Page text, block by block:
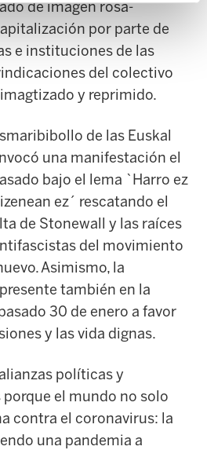
de imagen rosa-
por parte de
e instituciones de las
del colectivo
y reprimido.
de las Euskal
una manifestación el
bajo el lema `Harro ez
ez´ rescatando el
de Stonewall y las raíces
del movimiento
Asimismo, la
también en la
30 de enero a favor
y las vida dignas.
políticas y
el mundo no solo
contra el coronavirus: la
una pandemia a